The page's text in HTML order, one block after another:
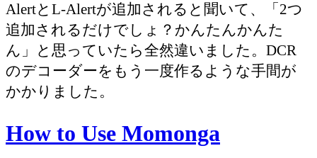
AlertとL-Alertが追加されると聞いて、「2つ
追加されるだけでしょ？かんたんかんた
ん」と思っていたら全然違いました。DCR
のデコーダーをもう一度作るような手間が
かかりました。
How to Use Momonga